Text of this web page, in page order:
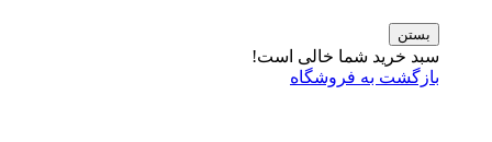
بستن
سبد خرید شما خالی است!
بازگشت به فروشگاه